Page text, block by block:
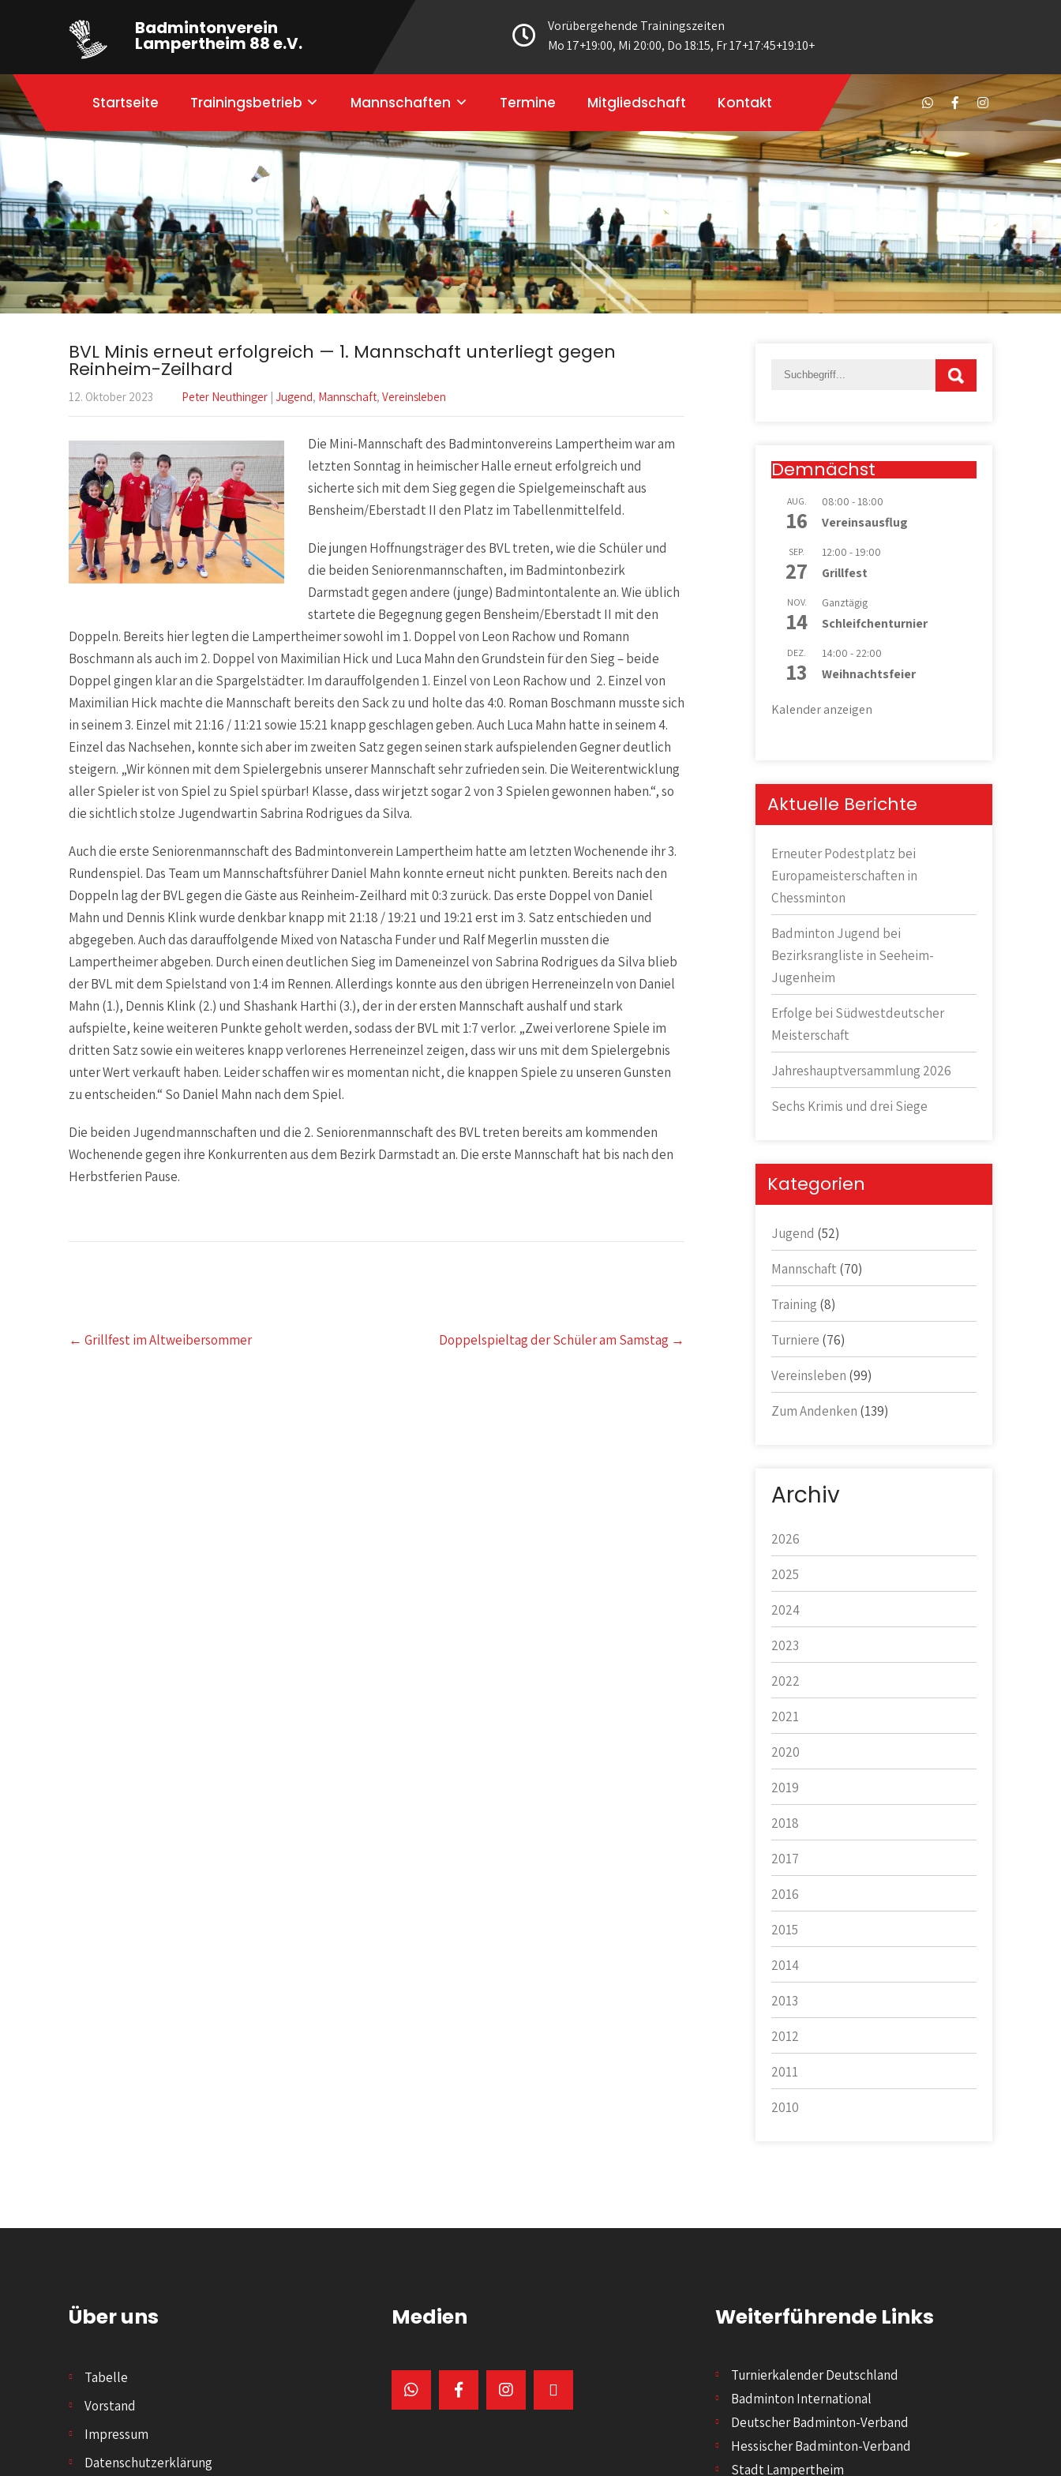
Badmintonverein
Lampertheim 88 e.V.
Vorübergehende Trainingszeiten
Mo 17+19:00, Mi 20:00, Do 18:15, Fr 17+17:45+19:10+
Startseite Trainingsbetrieb Mannschaften Termine Mitgliedschaft Kontakt
BVL Minis erneut erfolgreich — 1. Mannschaft unterliegt gegen
Reinheim-Zeilhard
12. Oktober 2023 Peter Neuthinger Jugend, Mannschaft, Vereinsleben
Die Mini-Mannschaft des Badmintonvereins Lampertheim war am
letzten Sonntag in heimischer Halle erneut erfolgreich und
sicherte sich mit dem Sieg gegen die Spielgemeinschaft aus
Bensheim/Eberstadt II den Platz im Tabellenmittelfeld.
Die jungen Hoffnungsträger des BVL treten, wie die Schüler und
die beiden Seniorenmannschaften, im Badmintonbezirk
Darmstadt gegen andere (junge) Badmintontalente an. Wie üblich
startete die Begegnung gegen Bensheim/Eberstadt II mit den
Doppeln. Bereits hier legten die Lampertheimer sowohl im 1. Doppel von Leon Rachow und Romann
Boschmann als auch im 2. Doppel von Maximilian Hick und Luca Mahn den Grundstein für den Sieg – beide
Doppel gingen klar an die Spargelstädter. Im darauffolgenden 1. Einzel von Leon Rachow und 2. Einzel von
Maximilian Hick machte die Mannschaft bereits den Sack zu und holte das 4:0. Roman Boschmann musste sich
in seinem 3. Einzel mit 21:16 / 11:21 sowie 15:21 knapp geschlagen geben. Auch Luca Mahn hatte in seinem 4.
Einzel das Nachsehen, konnte sich aber im zweiten Satz gegen seinen stark aufspielenden Gegner deutlich
steigern. „Wir können mit dem Spielergebnis unserer Mannschaft sehr zufrieden sein. Die Weiterentwicklung
aller Spieler ist von Spiel zu Spiel spürbar! Klasse, dass wir jetzt sogar 2 von 3 Spielen gewonnen haben.“, so
die sichtlich stolze Jugendwartin Sabrina Rodrigues da Silva.
Auch die erste Seniorenmannschaft des Badmintonverein Lampertheim hatte am letzten Wochenende ihr 3.
Rundenspiel. Das Team um Mannschaftsführer Daniel Mahn konnte erneut nicht punkten. Bereits nach den
Doppeln lag der BVL gegen die Gäste aus Reinheim-Zeilhard mit 0:3 zurück. Das erste Doppel von Daniel
Mahn und Dennis Klink wurde denkbar knapp mit 21:18 / 19:21 und 19:21 erst im 3. Satz entschieden und
abgegeben. Auch das darauffolgende Mixed von Natascha Funder und Ralf Megerlin mussten die
Lampertheimer abgeben. Durch einen deutlichen Sieg im Dameneinzel von Sabrina Rodrigues da Silva blieb
der BVL mit dem Spielstand von 1:4 im Rennen. Allerdings konnte aus den übrigen Herreneinzeln von Daniel
Mahn (1.), Dennis Klink (2.) und Shashank Harthi (3.), der in der ersten Mannschaft aushalf und stark
aufspielte, keine weiteren Punkte geholt werden, sodass der BVL mit 1:7 verlor. „Zwei verlorene Spiele im
dritten Satz sowie ein weiteres knapp verlorenes Herreneinzel zeigen, dass wir uns mit dem Spielergebnis
unter Wert verkauft haben. Leider schaffen wir es momentan nicht, die knappen Spiele zu unseren Gunsten
zu entscheiden.“ So Daniel Mahn nach dem Spiel.
Die beiden Jugendmannschaften und die 2. Seniorenmannschaft des BVL treten bereits am kommenden
Wochenende gegen ihre Konkurrenten aus dem Bezirk Darmstadt an. Die erste Mannschaft hat bis nach den
Herbstferien Pause.
Post
navigation
← Grillfest im Altweibersommer Doppelspieltag der Schüler am Samstag →
Demnächst
AUG.
16
08:00 - 18:00
Vereinsausflug
SEP.
27
12:00 - 19:00
Grillfest
NOV.
14
Ganztägig
Schleifchenturnier
DEZ.
13
14:00 - 22:00
Weihnachtsfeier
Kalender anzeigen
Aktuelle Berichte
Erneuter Podestplatz bei
Europameisterschaften in
Chessminton
Badminton Jugend bei
Bezirksrangliste in Seeheim-
Jugenheim
Erfolge bei Südwestdeutscher
Meisterschaft
Jahreshauptversammlung 2026
Sechs Krimis und drei Siege
Kategorien
Jugend (52)
Mannschaft (70)
Training (8)
Turniere (76)
Vereinsleben (99)
Zum Andenken (139)
Archiv
2026
2025
2024
2023
2022
2021
2020
2019
2018
2017
2016
2015
2014
2013
2012
2011
2010
Über uns
Tabelle
Vorstand
Impressum
Datenschutzerklärung
Medien Weiterführende Links
Turnierkalender Deutschland
Badminton International
Deutscher Badminton-Verband
Hessischer Badminton-Verband
Stadt Lampertheim